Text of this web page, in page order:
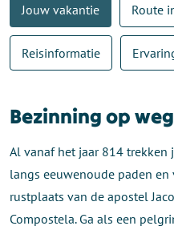
Jouw vakantie Route
Reisinformatie
Bezinning op
Al vanaf het jaar 814
langs eeuwenoude paden
rustplaats van de apostel
Compostela. Ga als een